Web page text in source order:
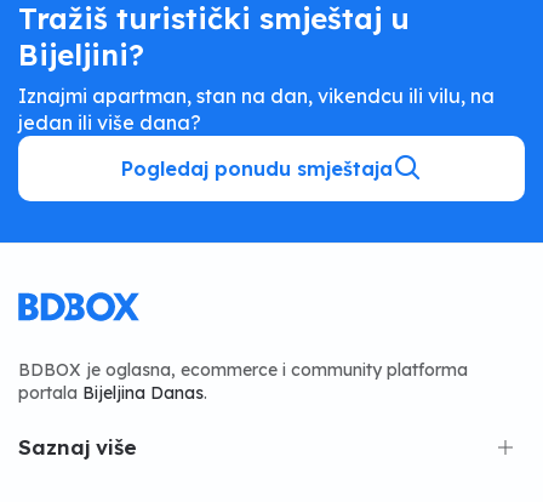
Tražiš turistički smještaj u
Bijeljini?
Iznajmi apartman, stan na dan, vikendcu ili vilu, na
jedan ili više dana?
Pogledaj ponudu smještaja
BDBOX je oglasna, ecommerce i community platforma
portala Bijeljina Danas.
Saznaj više